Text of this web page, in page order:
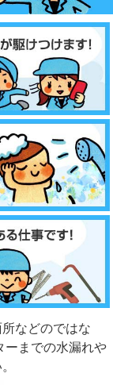
などのではな
ーまでの水漏れや